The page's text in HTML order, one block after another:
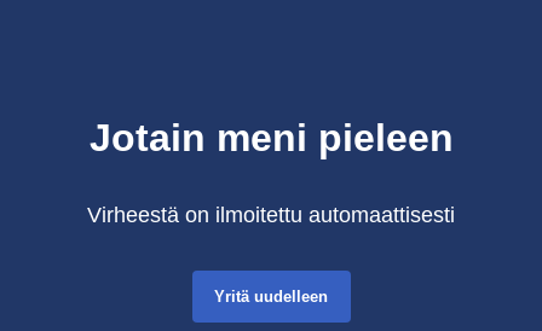
Jotain meni pieleen
Virheestä on ilmoitettu automaattisesti
Yritä uudelleen